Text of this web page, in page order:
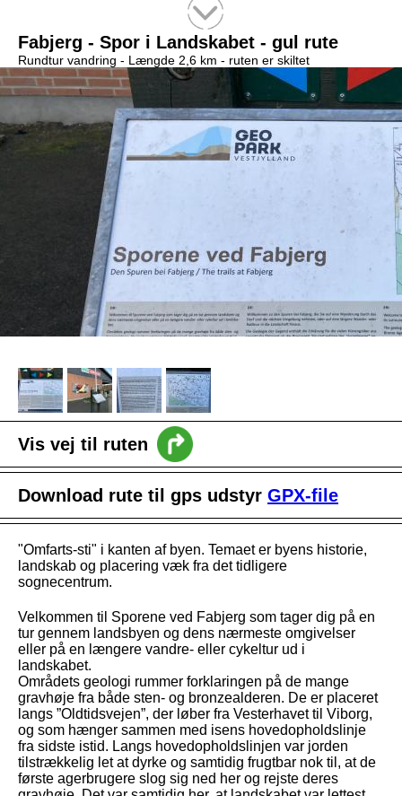
intro
Nyheder
Vejledning
Fabjerg - Spor i Landskabet - gul rute
Rundtur vandring - Længde 2,6 km - ruten er skiltet
Vis vej til ruten
Download rute til gps udstyr GPX-file
"Omfarts-sti" i kanten af byen. Temaet er byens historie,
landskab og placering væk fra det tidligere
sognecentrum.
Velkommen til Sporene ved Fabjerg som tager dig på en
tur gennem landsbyen og dens nærmeste omgivelser
eller på en længere vandre- eller cykeltur ud i
landskabet.
Områdets geologi rummer forklaringen på de mange
gravhøje fra både sten- og bronzealderen. De er placeret
langs ”Oldtidsvejen”, der løber fra Vesterhavet til Viborg,
og som hænger sammen med isens hovedopholdslinje
fra sidste istid. Langs hovedopholdslinjen var jorden
tilstrækkelig let at dyrke og samtidig frugtbar nok til, at de
første agerbrugere slog sig ned her og rejste deres
gravhøje. Det var samtidig her, at landskabet var lettest